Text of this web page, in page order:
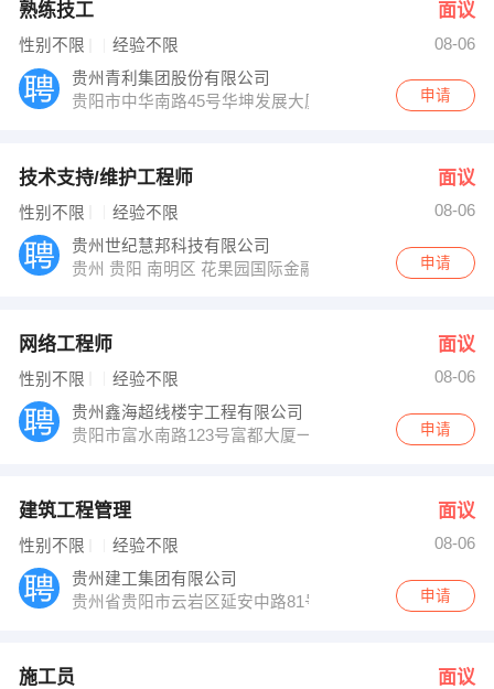
熟练技工 面议
性别不限 经验不限
08-06
贵州青利集团股份有限公司
贵阳市中华南路45号华坤发展大厦25楼
申请
技术支持/维护工程师 面议
性别不限 经验不限
08-06
贵州世纪慧邦科技有限公司
贵州 贵阳 南明区 花果园国际金融街1号E7栋1724申请
网络工程师 面议
性别不限 经验不限
08-06
贵州鑫海超线楼宇工程有限公司
贵阳市富水南路123号富都大厦一单元19楼62号
申请
建筑工程管理 面议
性别不限 经验不限
08-06
贵州建工集团有限公司
贵州省贵阳市云岩区延安中路81号
申请
施工员 面议